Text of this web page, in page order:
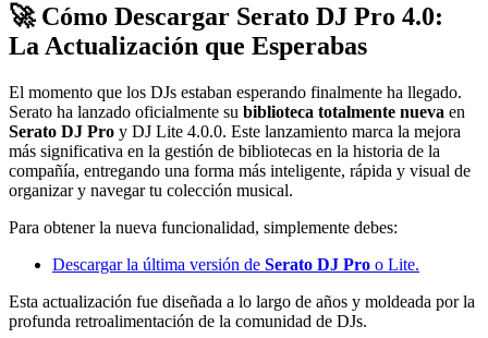
🚀 Cómo Descargar Serato DJ Pro 4.0:
La Actualización que Esperabas
El momento que los DJs estaban esperando finalmente ha llegado.
Serato ha lanzado oficialmente su biblioteca totalmente nueva en
Serato DJ Pro y DJ Lite 4.0.0. Este lanzamiento marca la mejora
más significativa en la gestión de bibliotecas en la historia de la
compañía, entregando una forma más inteligente, rápida y visual de
organizar y navegar tu colección musical.
Para obtener la nueva funcionalidad, simplemente debes:
Descargar la última versión de Serato DJ Pro o Lite.
Esta actualización fue diseñada a lo largo de años y moldeada por la
profunda retroalimentación de la comunidad de DJs.